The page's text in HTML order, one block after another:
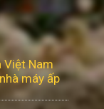
Việt Nam
máy ấp